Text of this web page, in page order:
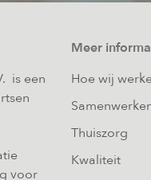
is een
voor
Meer
Hoe wij
Thuiszorg
Kwaliteit